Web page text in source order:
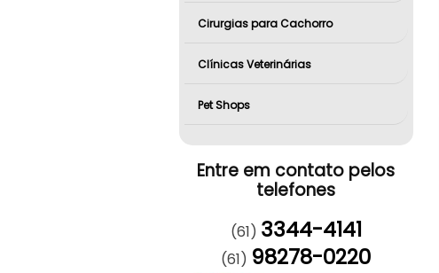
Cirurgias para Cachorro
Clínicas Veterinárias
Pet Shops
Entre em contato pelos
telefones
(61) 3344-4141
(61) 98278-0220